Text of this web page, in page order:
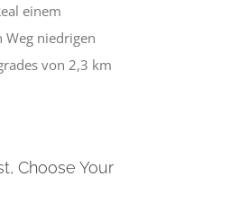
einem
Weg niedrigen
von 2,3 km
Choose Your